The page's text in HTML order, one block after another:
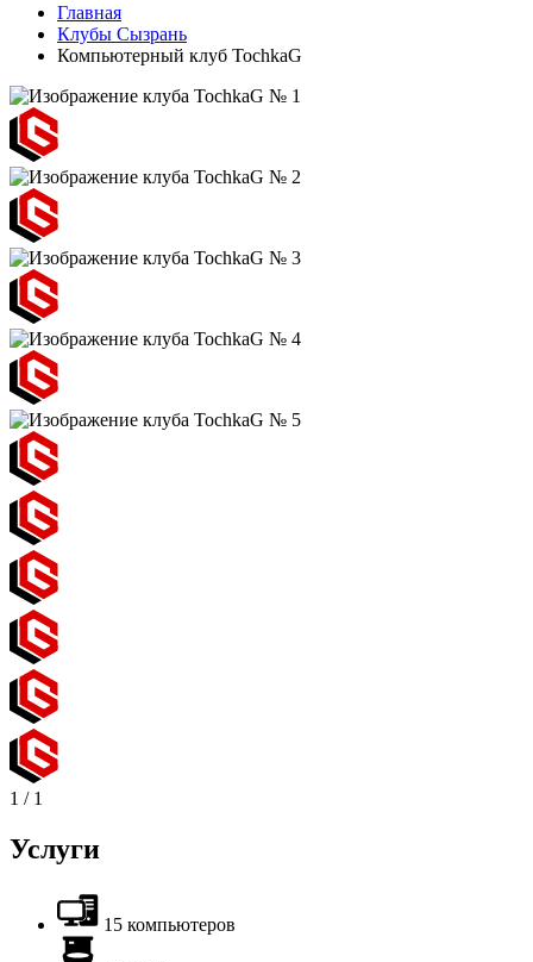
Главная
Клубы Сызрань
Компьютерный клуб TochkaG
1 / 1
Услуги
15 компьютеров